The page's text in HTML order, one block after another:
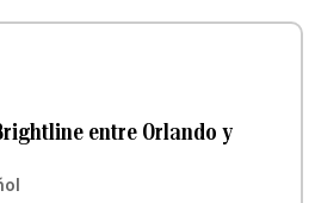
entre Orlando y